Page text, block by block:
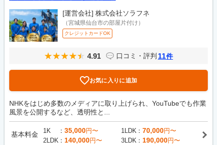
[運営会社] 株式会社ソラフネ
（宮城県仙台市の部屋片付け）
クレジットカードOK
4.91 口コミ・評判 11件
お気に入りに追加
NHKをはじめ多数のメディアに取り上げられ、YouTubeでも作業
風景を公開するなど、透明性と...
基本料金 1K 35,000円〜 1LDK 70,000円〜
2LDK
140,000円〜 3LDK 190,000円〜